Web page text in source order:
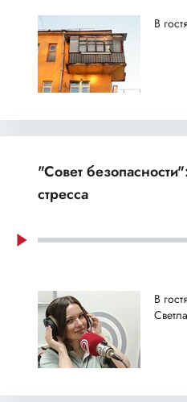
В
"Совет
стресса
В